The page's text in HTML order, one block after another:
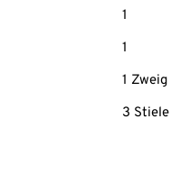
1
1
1 Zweig
3 Stiele